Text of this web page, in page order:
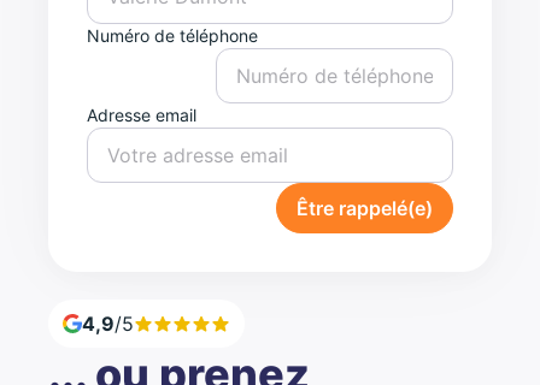
Numéro de téléphone
Adresse email
Être rappelé(e)
4,9/5
... ou prenez